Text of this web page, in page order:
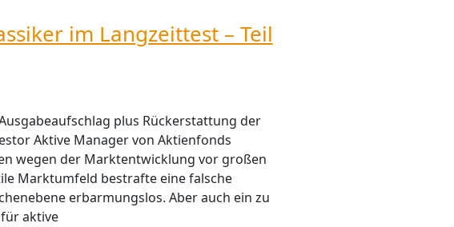
im Langzeittest – Teil
plus Rückerstattung der
Aktive Manager von Aktienfonds
wegen der Marktentwicklung vor großen
Marktumfeld bestrafte eine falsche
erbarmungslos. Aber auch ein zu
aktive